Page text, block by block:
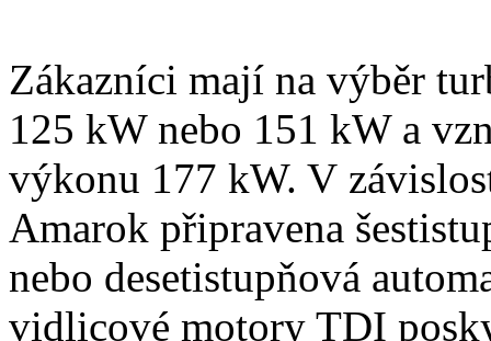
Zákazníci mají na výběr
125 kW nebo 151 kW a
výkonu 177 kW. V
Amarok připravena
nebo desetistupňová
vidlicové motory TDI